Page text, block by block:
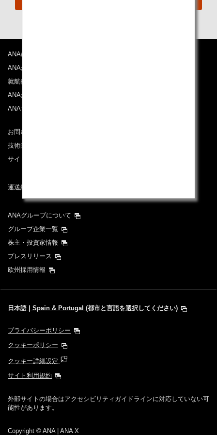
ANAについて
ANAからのお知らせ
就航都市
ANAがお約束する体験
ANAマイレージクラブ
お問い合わせ
技術的なお問い合わせ（推奨環境）
サイトマップ
運送約款
ANAグループについて
グループ企業一覧
株主・投資家情報
プレスリリース
欧州採用情報
日本語 | Spain & Portugal (都市と言語を選択してください)
プライバシーポリシー
クッキーポリシー
クッキー詳細設定
サイト利用規約
外部サイトの場合はアクセシビリティガイドラインに対応していない可
能性があります。
Copyright © ANA | ANA X